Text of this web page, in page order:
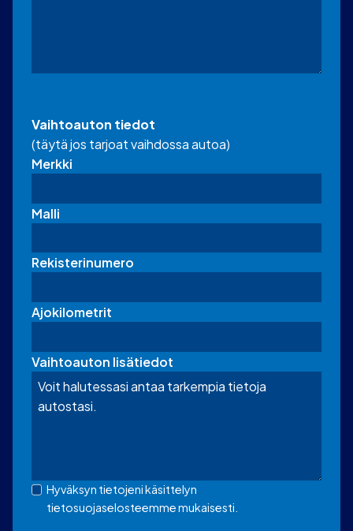
Vaihtoauton tiedot
(täytä jos tarjoat vaihdossa autoa)
Merkki
Malli
Rekisterinumero
Ajokilometrit
Vaihtoauton lisätiedot
Hyväksyn tietojeni käsittelyn
tietosuojaselosteemme mukaisesti.